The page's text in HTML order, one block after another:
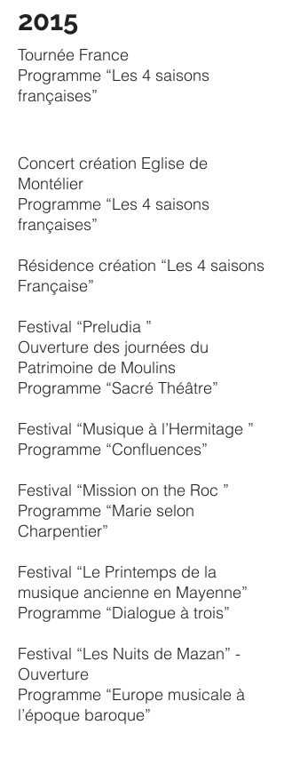
2015
Tournée France
Programme “Les 4 saisons
françaises”
Concert création Eglise de
Montélier
Programme “Les 4 saisons
françaises”
Résidence création “Les 4 saisons
Française”
Festival “Preludia ”
Ouverture des journées du
Patrimoine de Moulins
Programme “Sacré Théâtre”
Festival “Musique à l’Hermitage ”
Programme “Confluences”
Festival “Mission on the Roc ”
Programme “Marie selon
Charpentier”
Festival “Le Printemps de la
musique ancienne en Mayenne”
Programme “Dialogue à trois”
Festival “Les Nuits de Mazan” -
Ouverture
Programme “Europe musicale à
l’époque baroque”